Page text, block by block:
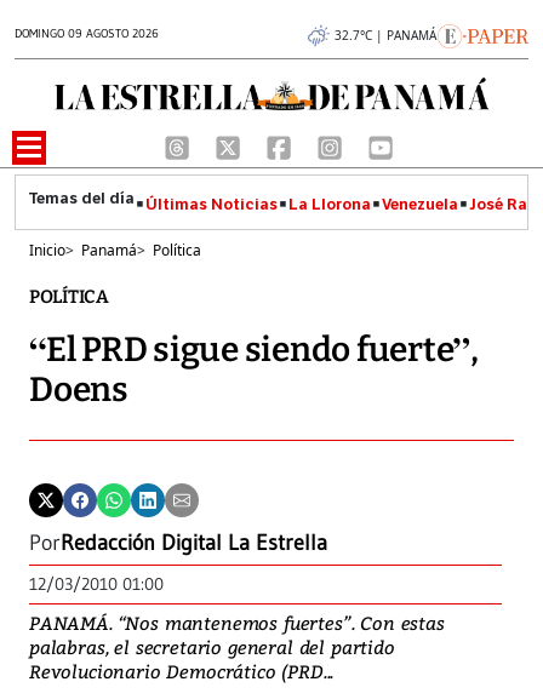
DOMINGO 09 AGOSTO 2026 32.7°C | PANAMÁ
Últimas Noticias La Llorona Venezuela José
Inicio> Panamá> Política
POLÍTICA
“El PRD sigue siendo fuerte”,
Doens
PorRedacción Digital La Estrella
12/03/2010 01:00
PANAMÁ. “Nos mantenemos fuertes”. Con estas
palabras, el secretario general del partido
Revolucionario Democrático (PRD...